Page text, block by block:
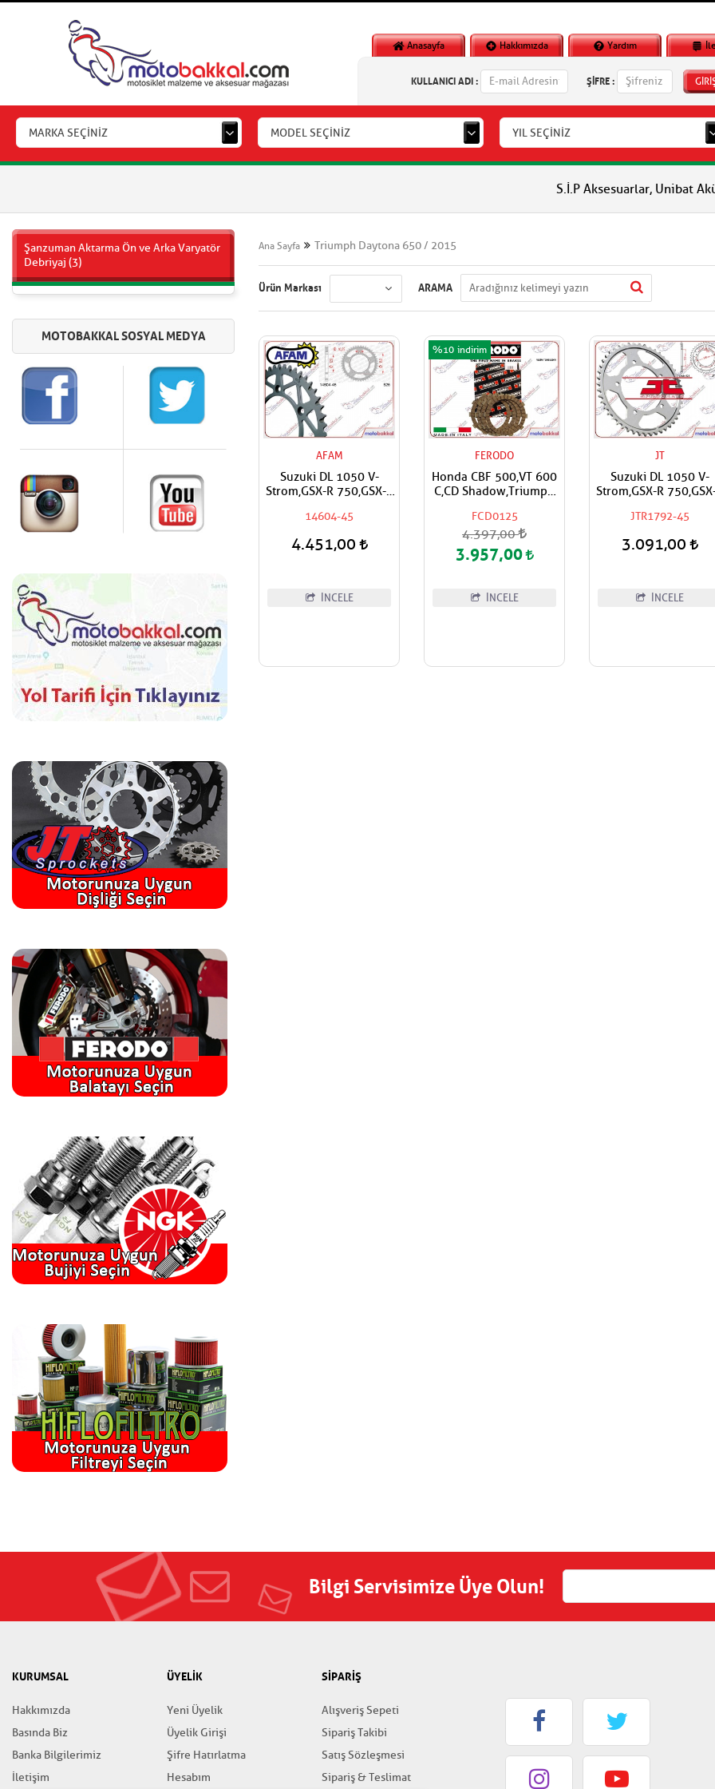
Anasayfa Hakkımızda Yardım
KULLANICI ADI : ŞİFRE :
MARKA SEÇİNİZ MODEL SEÇİNİZ YIL SEÇİNİZ
S.İ.P Aksesuarlar, Unibat Aküler,
Şanzuman Aktarma Ön ve Arka Varyatör
Debriyaj (3)
Ana Sayfa Triumph Daytona 650 / 2015
Ürün Markası ARAMA
AFAM
Suzuki DL 1050 V-
Strom,GSX-R 750,GSX-R
600,650 AFAM Arka
14604-45
4.451,00
İNCELE
FERODO
Honda CBF 500,VT 600
C,CD Shadow,Triumph
Debriyaj Balata Takımı
FCD0125
%10
4.397,00
3.957,00
İNCELE
JT
Suzuki DL 1050 V-
Strom,GSX-R
600,650 Uyumlu JT
JTR1792-45
3.091,00
İNCELE
Bilgi Servisimize Üye Olun!
KURUMSAL
Hakkımızda
Basında Biz
Banka Bilgilerimiz
İletişim
ÜYELİK
Yeni Üyelik
Üyelik Girişi
Şifre Hatırlatma
Hesabım
SİPARİŞ
Alışveriş Sepeti
Sipariş Takibi
Satış Sözleşmesi
Sipariş & Teslimat